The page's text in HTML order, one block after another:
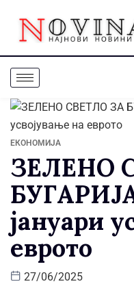
ЕКОНОМИЈА
ЗЕЛЕНО
јануари
еврото
27/06/2025